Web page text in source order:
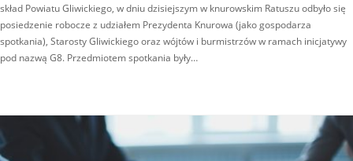
skład Powiatu Gliwickiego, w dniu dzisiejszym w knurowskim Ratuszu odbyło się
posiedzenie robocze z udziałem Prezydenta Knurowa (jako gospodarza
spotkania), Starosty Gliwickiego oraz wójtów i burmistrzów w ramach inicjatywy
pod nazwą G8. Przedmiotem spotkania były…